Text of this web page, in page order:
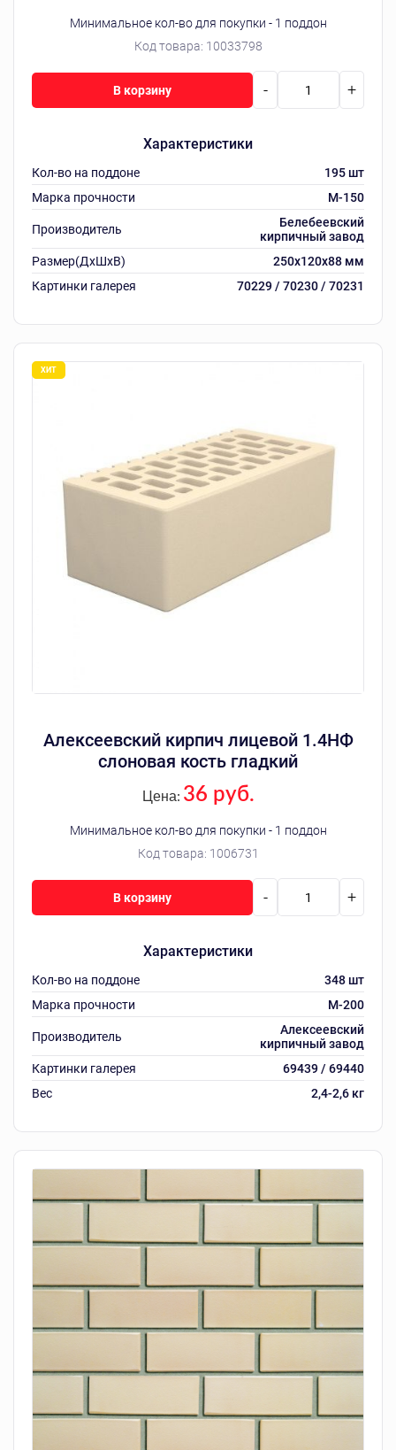
Код товара: 10033798
Минимальное кол-во для покупки - 1 поддон
Характеристики
Кол-во на поддоне
195 шт
Марка прочности
M-150
Производитель
Белебеевский
кирпичный завод
Размер(ДхШхВ)
250х120х88 мм
Картинки галерея
70229 / 70230 / 70231
- +
В корзину
Алексеевский кирпич лицевой 1.4НФ
слоновая кость гладкий
Код товара: 1006731
Цена: 36 руб.
Минимальное кол-во для покупки - 1 поддон
Характеристики
Кол-во на поддоне
348 шт
Марка прочности
М-200
Производитель
Алексеевский
кирпичный завод
Картинки галерея
69439 / 69440
Вес
2,4-2,6 кг
- +
В корзину